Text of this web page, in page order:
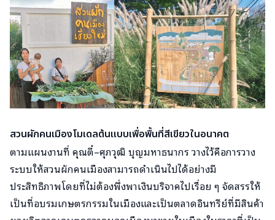
สวนผักคนเมืองโมเดลต้นแบบเพื่อพื้นที่สีเขียวในอนาคต
ตามแผนงานที่ คุณตี๋–ศุภวุฒิ บุญมหาธนากร วางไว้คือการวาง
ระบบให้สวนผักคนเมืองสามารถดำเนินไปได้อย่างมี
ประสิทธิภาพโดยที่ไม่ต้องพึ่งพาเงินบริจาคไปเรื่อย ๆ จัดสรรให้
เป็นที่อบรมเกษตรกรรมในเมืองและเป็นตลาดอินทรีย์ที่มีสินค้า